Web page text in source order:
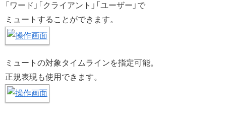
「ワード」「クライアント」「ユーザー」で
ミュートすることができます。
ミュートの対象タイムラインを指定可能。
正規表現も使用できます。